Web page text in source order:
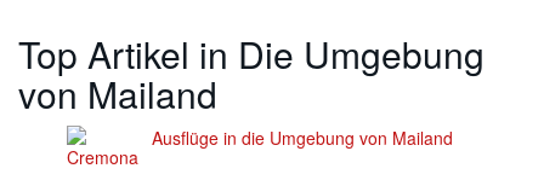
Top Artikel in Die Umgebung
von Mailand
Ausflüge in die Umgebung von Mailand